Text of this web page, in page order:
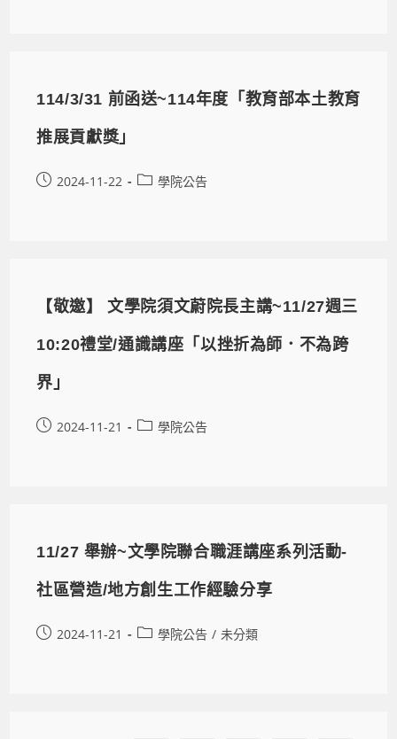
114/3/31 前函送~114年度「教育部本土教育
推展貢獻獎」
2024-11-22 學院公告
【敬邀】 文學院須文蔚院長主講~11/27週三
10:20禮堂/通識講座「以挫折為師．不為跨
界」
2024-11-21 學院公告
11/27 舉辦~文學院聯合職涯講座系列活動-
社區營造/地方創生工作經驗分享
2024-11-21 學院公告 / 未分類